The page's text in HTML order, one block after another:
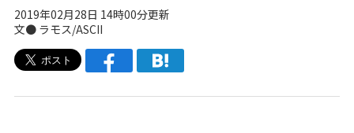
2019年02月28日 14時00分更新
文● ラモス/ASCII